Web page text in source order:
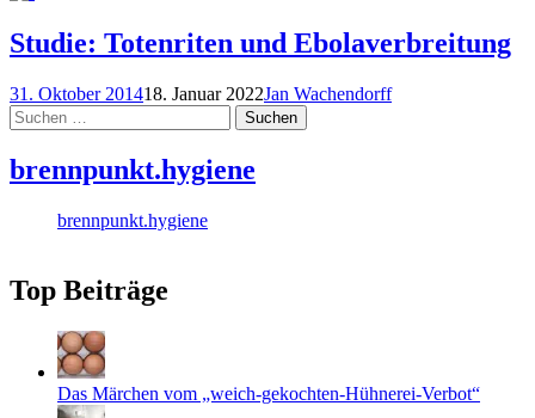
Studie: Totenriten und Ebolaverbreitung
31. Oktober 201418. Januar 2022Jan Wachendorff
Suchen
nach:
brennpunkt.hygiene
brennpunkt.hygiene
Top Beiträge
Das Märchen vom „weich-gekochten-Hühnerei-Verbot“